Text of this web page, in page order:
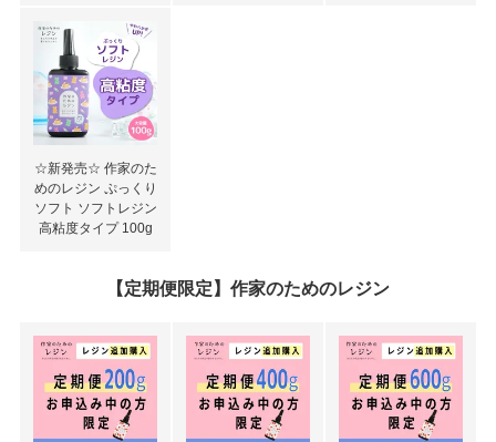
☆新発売☆ 作家のた
めのレジン ぷっくり
ソフト ソフトレジン
高粘度タイプ 100g
【定期便限定】作家のためのレジン